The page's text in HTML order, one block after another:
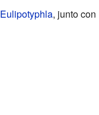
Eulipotyphla, junto con